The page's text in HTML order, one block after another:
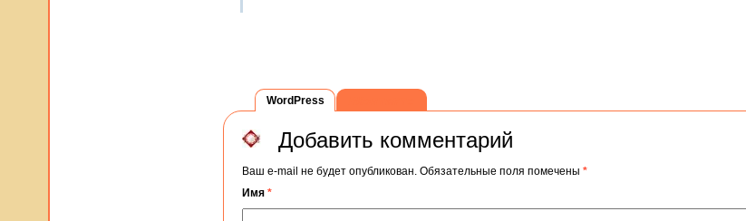
WordPress
Добавить комментарий
Ваш e-mail не будет опубликован. Обязательные поля помечены *
Имя *